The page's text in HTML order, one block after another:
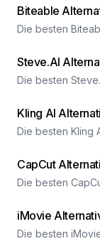
Biteable
Die besten
Steve.AI
Die besten
Kling AI
Die besten Kling
CapCut
Die besten
iMovie
Die besten